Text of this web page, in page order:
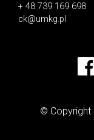
+ 48 739 169 698
ck@umkg.pl
© Copyright